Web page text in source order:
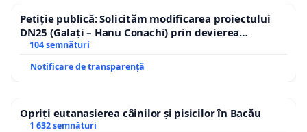
Petiție publică: Solicităm modificarea proiectului
DN25 (Galați – Hanu Conachi) prin devierea
traseului în afara localităților!
104 semnături
Notificare de transparență
Opriți eutanasierea câinilor și pisicilor în Bacău
1 632 semnături